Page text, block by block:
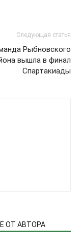
Следующая статья
Рыбновского
вышла в финал
Спартакиады
ОТ АВТОРА